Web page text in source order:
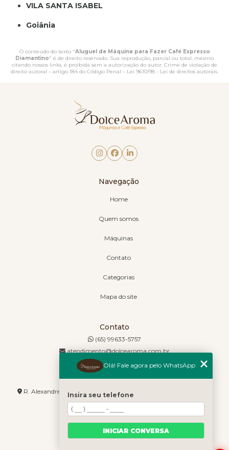
VILA SANTA ISABEL
Goiânia
O conteúdo do texto "Aluguel de Máquina para Fazer Café Expresso
Diamantino" é de direito reservado. Sua reprodução, parcial ou total, mesmo
citando nossos links, é proibida sem a autorização do autor. Crime de violação de
direito autoral – artigo 184 do Código Penal – Lei 9610/98 - Lei de direitos autorais.
Navegação
Home
Quem somos
Máquinas
Contato
Categorias
Mapa do site
Contato
(65) 99633-5757
atendimento@dolcearoma.com.br
Endereço
R. Alexandre de Barros, 1730 - Jordão - Cuiabá - MT - 78085-636
Olá! Fale agora pelo WhatsApp
Insira seu telefone
INICIAR CONVERSA